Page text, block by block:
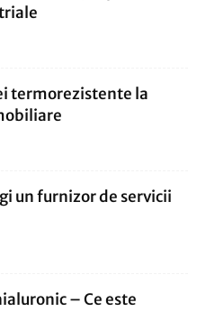
termorezistente la
un furnizor de servicii
– Ce este